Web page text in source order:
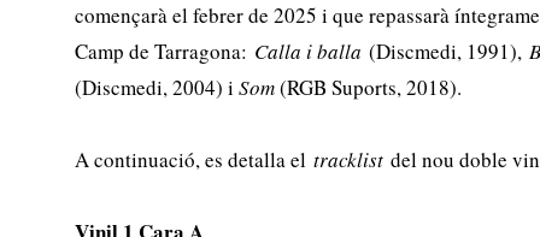
començarà el febrer de 2025 i que repassarà
Camp de Tarragona: Calla i balla (Discmedi, 1991),
(Discmedi, 2004) iSom(RGB Suports, 2018).
A continuació, es detalla eltracklistdel nou doble